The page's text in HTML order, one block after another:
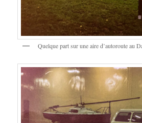
Quelque part sur une aire d’autoroute au